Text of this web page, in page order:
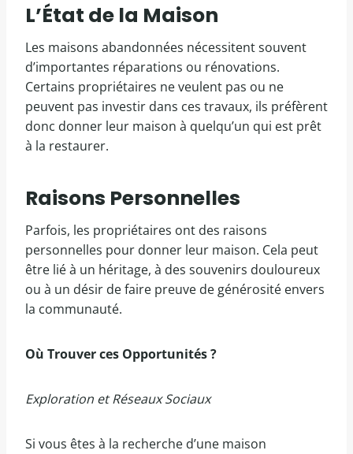
L’État de la Maison
Les maisons abandonnées nécessitent souvent
d’importantes réparations ou rénovations.
Certains propriétaires ne veulent pas ou ne
peuvent pas investir dans ces travaux, ils préfèrent
donc donner leur maison à quelqu’un qui est prêt
à la restaurer.
Raisons Personnelles
Parfois, les propriétaires ont des raisons
personnelles pour donner leur maison. Cela peut
être lié à un héritage, à des souvenirs douloureux
ou à un désir de faire preuve de générosité envers
la communauté.
Où Trouver ces Opportunités ?
Exploration et Réseaux Sociaux
Si vous êtes à la recherche d’une maison